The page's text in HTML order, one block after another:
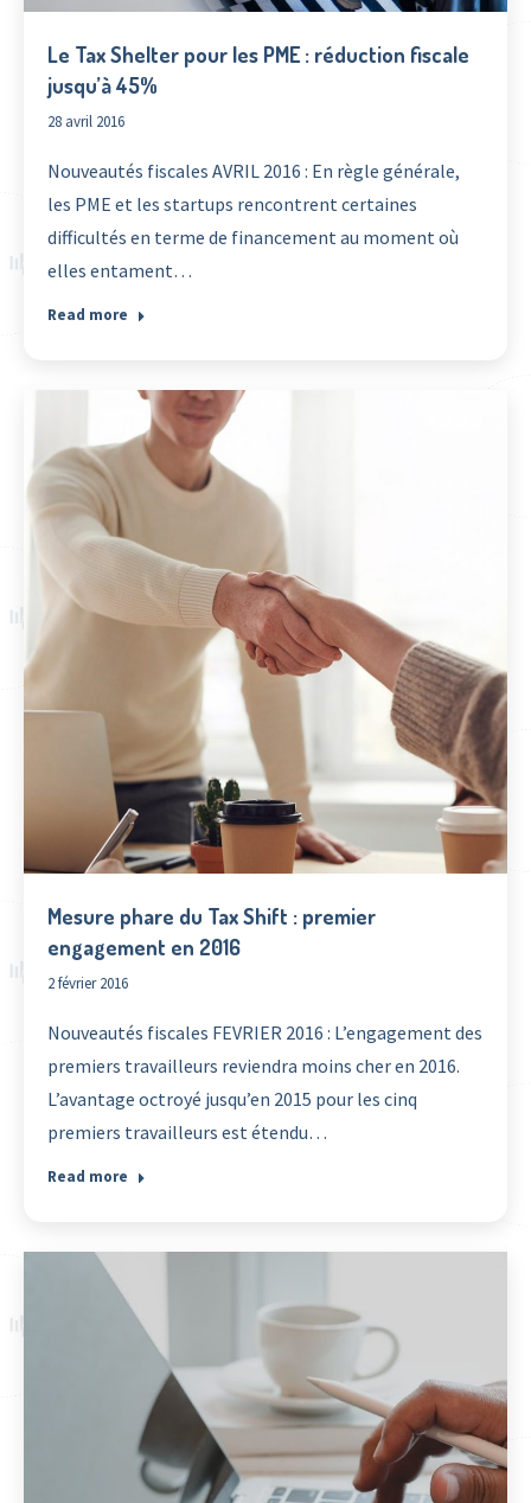
Le Tax Shelter pour les PME : réduction fiscale
jusqu’à 45%
28 avril 2016
Nouveautés fiscales AVRIL 2016 : En règle générale,
les PME et les startups rencontrent certaines
difficultés en terme de financement au moment où
elles entament…
Read more
Mesure phare du Tax Shift : premier
engagement en 2016
2 février 2016
Nouveautés fiscales FEVRIER 2016 : L’engagement des
premiers travailleurs reviendra moins cher en 2016.
L’avantage octroyé jusqu’en 2015 pour les cinq
premiers travailleurs est étendu…
Read more